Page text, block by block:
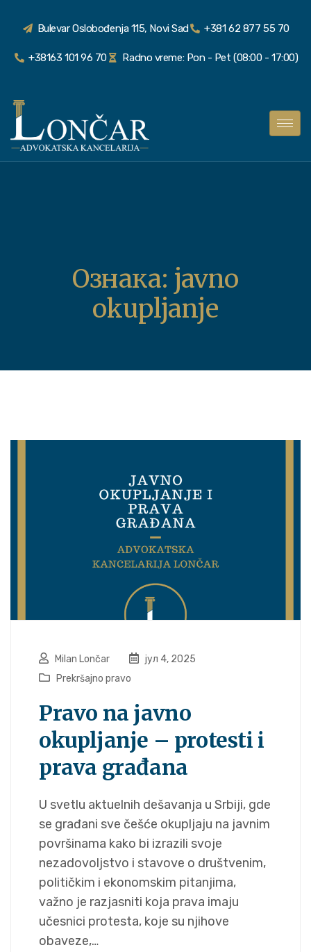
Bulevar Oslobođenja 115, Novi Sad +381 62 877 55 70
+38163 101 96 70 Radno vreme: Pon - Pet (08:00 - 17:00)
Ознака: javno
okupljanje
Milan Lončar
јул 4, 2025
Prekršajno pravo
Pravo na javno
okupljanje – protesti i
prava građana
U svetlu aktuelnih dešavanja u Srbiji, gde
se građani sve češće okupljaju na javnim
površinama kako bi izrazili svoje
nezadovoljstvo i stavove o društvenim,
političkim i ekonomskim pitanjima,
važno je razjasniti koja prava imaju
učesnici protesta, koje su njihove
obaveze,…